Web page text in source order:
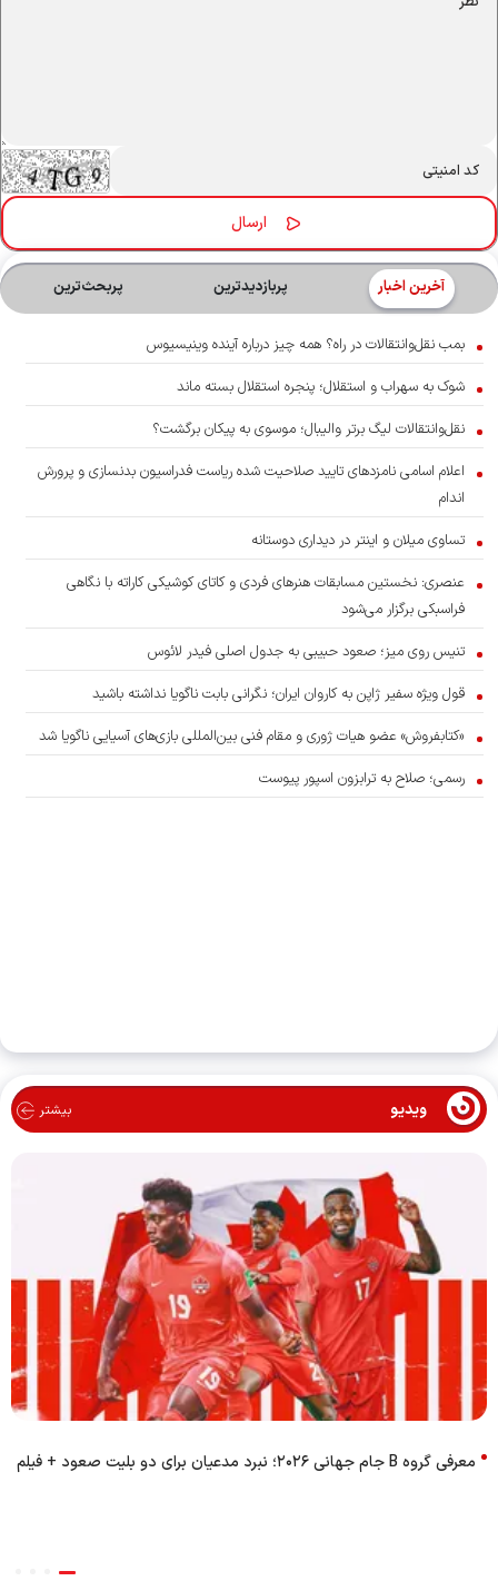
آخرین اخبار پربازدیدترین پربحث‌ترین‌
بمب نقل‌وانتقالات در راه؟ همه چیز درباره آینده وینیسیوس
شوک به سهراب و استقلال؛ پنجره استقلال بسته ماند
نقل‌وانتقالات لیگ برتر والیبال؛ موسوی به پیکان برگشت؟
اعلام اسامی نامزدهای تایید صلاحیت شده ریاست فدراسیون بدنسازی و پرورش
اندام
تساوی میلان و اینتر در دیداری دوستانه
عنصری: نخستین مسابقات هنرهای فردی و کاتای کوشیکی کاراته با نگاهی
فراسبکی برگزار می‌شود
تنیس روی میز؛ صعود حبیبی به جدول اصلی فیدر لائوس
قول ویژه سفیر ژاپن به کاروان ایران؛ نگرانی بابت ناگویا نداشته باشید
«کتابفروش» عضو هیات ژوری و مقام فنی بین‌المللی بازی‌های آسیایی ناگویا شد
رسمی؛ صلاح به ترابزون اسپور پیوست
ویدیو بیشتر
معرفی گروه B جام جهانی ۲۰۲۶؛ نبرد مدعیان برای دو بلیت صعود + فیلم